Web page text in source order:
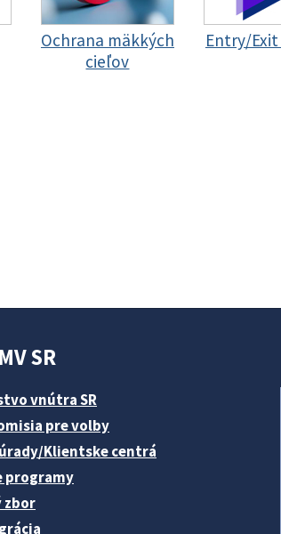
Ochrana mäkkých
cieľov
Entry/
SR
vnútra SR
pre volby
Klientske centrá
programy
zbor